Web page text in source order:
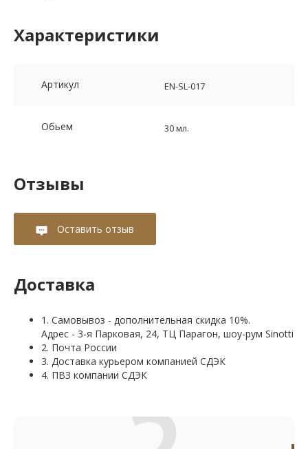
Характеристики
Артикул EN-SL-017
Обьем 30 мл.
Отзывы
Оставить отзыв
Доставка
1. Самовывоз - дополнительная скидка 10%.
Адрес - 3-я Парковая, 24, ТЦ Парагон, шоу-рум Sinotti
2. Почта России
3. Доставка курьером компанией СДЭК
4. ПВЗ компании СДЭК